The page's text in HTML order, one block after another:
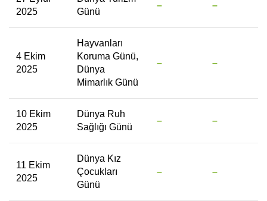
2025
Günü
– –
4 Ekim
2025
Hayvanları
Koruma Günü,
Dünya
Mimarlık Günü
– –
10 Ekim
2025
Dünya Ruh
Sağlığı Günü
– –
11 Ekim
2025
Dünya Kız
Çocukları
Günü
– –